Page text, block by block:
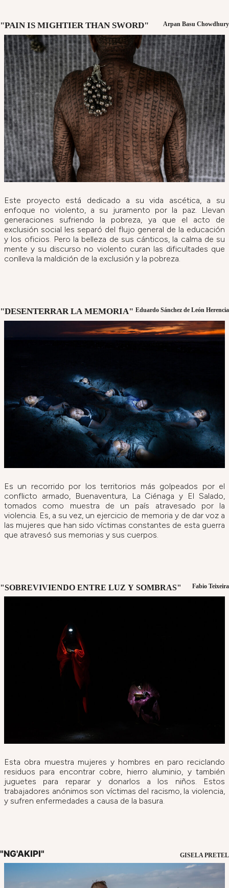
"PAIN IS MIGHTIER THAN SWORD" Arpan Basu Chowdhury
Este proyecto está dedicado a su vida ascética, a su
enfoque no violento, a su juramento por la paz. Llevan
generaciones sufriendo la pobreza, ya que el acto de
exclusión social les separó del flujo general de la educación
y los oficios. Pero la belleza de sus cánticos, la calma de su
mente y su discurso no violento curan las dificultades que
conlleva la maldición de la exclusión y la pobreza.
"DESENTERRAR LA MEMORIA" Eduardo Sánchez de León Herencia
Es un recorrido por los territorios más golpeados por el
conflicto armado, Buenaventura, La Ciénaga y El Salado,
tomados como muestra de un país atravesado por la
violencia. Es, a su vez, un ejercicio de memoria y de dar voz a
las mujeres que han sido víctimas constantes de esta guerra
que atravesó sus memorias y sus cuerpos.
"SOBREVIVIENDO ENTRE LUZ Y SOMBRAS" Fabio Teixeira
Esta obra muestra mujeres y hombres en paro reciclando
residuos para encontrar cobre, hierro aluminio, y también
juguetes para reparar y donarlos a los niños. Estos
trabajadores anónimos son víctimas del racismo, la violencia,
y sufren enfermedades a causa de la basura.
"NG'AKIPI" GISELA PRETEL